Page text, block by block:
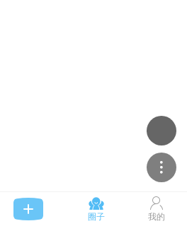

圈子

我的